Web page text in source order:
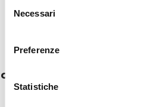
delNecessari
Preferenze
Statistiche
GRAN ZEBRU PANTS MAN